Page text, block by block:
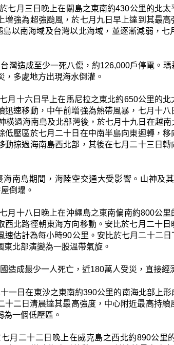
七月三日晚上在關島之東南約430公里的北
增強為超強颱風，於七月九日早上達到其最
以南海域及台灣以北海域，並逐漸減弱，
灣造成至少一死八傷，約126,000戶停電。
，多處地方出現海水倒灌。
月十六日早上在馬尼拉之東北約650公里的
迅速移動，中午前增強為熱帶風暴，七月十
橫過海南島及北部灣後，於七月十九日在越
低壓區於七月二十日在中南半島向東迴轉，
動掠過海南島西北部，其後在七月二十三日
南島期間，海陸空交通大受影響。山神及
倒塌。
月十八日晚上在沖繩島之東南偏南約800公
西北路徑朝東海方向移動。安比於七月二十
速估計為每小時90公里。安比於七月二十二
北部演變為一股溫帶氣旋。
造成最少一人死亡，近180萬人受災，直接經
一日在東沙之東南約390公里的南海北部上
十二日清晨達其最高強度，中心附近最高持
一個低壓區。
月二十二日晚上在威克島之西北約890公里